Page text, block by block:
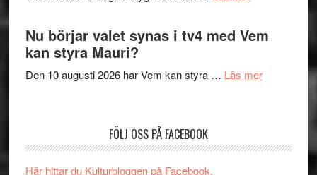
och
Filmrecension:
Shadow
Edge
spännande
Nu börjar valet synas i tv4 med Vem
kan styra Mauri?
Den 10 augusti 2026 har Vem kan styra … Läs merom
FÖLJ OSS PÅ FACEBOOK
Här hittar du Kulturbloggen på Facebook.